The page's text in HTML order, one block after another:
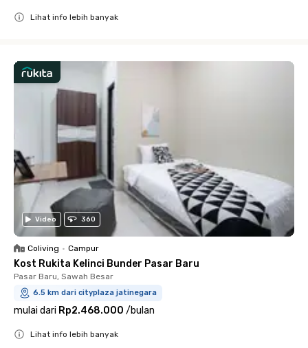
Lihat info lebih banyak
Video 360
Coliving • Campur
Kost Rukita Kelinci Bunder Pasar Baru
Pasar Baru, Sawah Besar
6.5 km dari cityplaza jatinegara
mulai dari Rp2.468.000 /bulan
Lihat info lebih banyak